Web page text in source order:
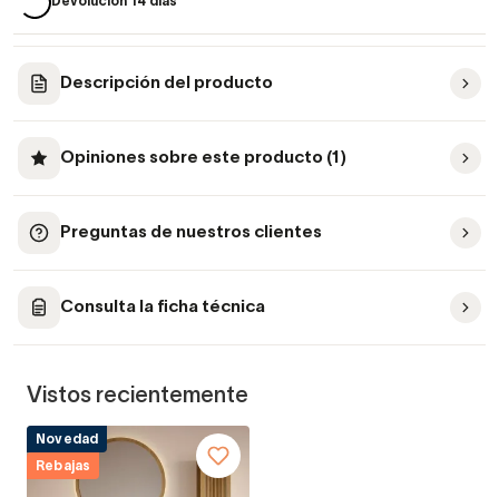
Descripción del producto
Opiniones sobre este producto (1)
Preguntas de nuestros clientes
Consulta la ficha técnica
Vistos recientemente
Novedad
Rebajas